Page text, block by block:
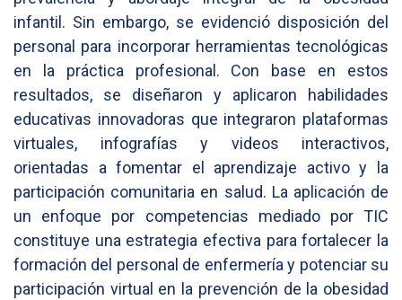
infantil. Sin embargo, se evidenció disposición del
personal para incorporar herramientas tecnológicas
en la práctica profesional. Con base en estos
resultados, se diseñaron y aplicaron habilidades
educativas innovadoras que integraron plataformas
virtuales, infografías y videos interactivos,
orientadas a fomentar el aprendizaje activo y la
participación comunitaria en salud. La aplicación de
un enfoque por competencias mediado por TIC
constituye una estrategia efectiva para fortalecer la
formación del personal de enfermería y potenciar su
participación virtual en la prevención de la obesidad